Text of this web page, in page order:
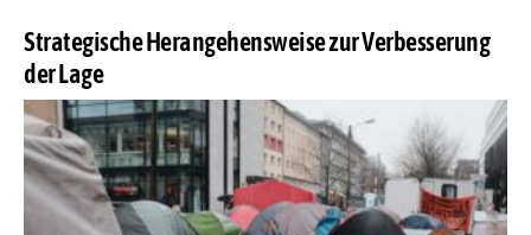
Strategische Herangehensweise zur Verbesserung
der Lage